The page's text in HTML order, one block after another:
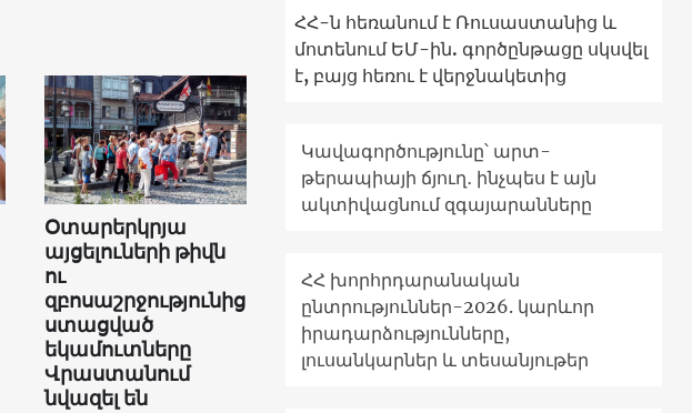
Օտարերկրյա
այցելուների թիվն
ու
զբոսաշրջությունից
ստացված
եկամուտները
Վրաստանում
նվազել են
ՀՀ-ն հեռանում է Ռուսաստանից և
մոտենում ԵՄ-ին. գործընթացը սկսվել
է, բայց հեռու է վերջնակետից
Կավագործությունը՝ արտ-
թերապիայի ճյուղ․ ինչպես է այն
ակտիվացնում զգայարանները
ՀՀ խորհրդարանական
ընտրություններ-2026. կարևոր
իրադարձությունները,
լուսանկարներ և տեսանյութեր